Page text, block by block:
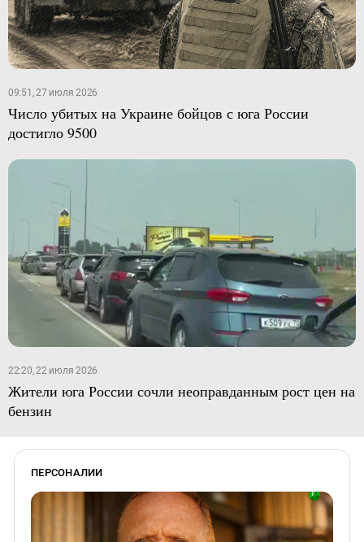
09:51, 27 июля 2026
Число убитых на Украине бойцов с юга России
достигло 9500
22:20, 22 июля 2026
Жители юга России сочли неоправданным рост цен на
бензин
ПЕРСОНАЛИИ